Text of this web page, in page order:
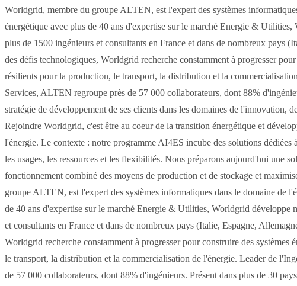
Worldgrid, membre du groupe ALTEN, est l'expert des systèmes
énergétique avec plus de 40 ans d'expertise sur le marché Energie &
plus de 1500 ingénieurs et consultants en France et dans de nombreux
des défis technologiques, Worldgrid recherche constamment à progresser
résilients pour la production, le transport, la distribution et la
Services, ALTEN regroupe près de 57 000 collaborateurs, dont 88%
stratégie de développement de ses clients dans les domaines de l'innovation,
Rejoindre Worldgrid, c'est être au coeur de la transition énergétique et
l'énergie. Le contexte : notre programme AI4ES incube des solutions
les usages, les ressources et les flexibilités. Nous préparons aujourd'hui une
fonctionnement combiné des moyens de production et de stockage et
groupe ALTEN, est l'expert des systèmes informatiques dans le domaine de
de 40 ans d'expertise sur le marché Energie & Utilities, Worldgrid développe
et consultants en France et dans de nombreux pays (Italie, Espagne,
Worldgrid recherche constamment à progresser pour construire des
le transport, la distribution et la commercialisation de l'énergie. Leader de
de 57 000 collaborateurs, dont 88% d'ingénieurs. Présent dans plus de 30